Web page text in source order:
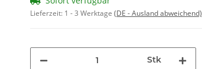
Lieferzeit: 1 - 3 Werktage (DE - Ausland abweichend)
Stk